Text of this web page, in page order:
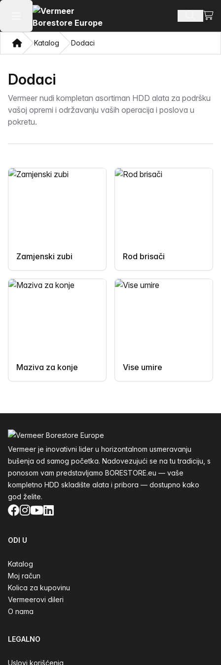
Otvori glavni meni Pretraži
DomKatalog Dodaci
Dodaci
Vermeer nudi kompletan asortiman HDD alata za podršku
vašoj opremi i održavanju vaših operacija i poslova u
pokretu.
Zamjenski zubi Rod brisači
Maziva za konje Vise umire
Vermeer je inovativni lider u horizontalnom usmeravanju
bušenja od samog početka. Nadovezujući se na tu tradiciju, s
ponosom vam predstavljamo BORESTORE.eu — vaše
kompletno HDD skladište alata i pribora — dostupno kako
god želite.
Facebook
Instagram
YouTube
LinkedIn
ODI U
Katalog
Moj račun
Kolica za kupovinu
Vermeerovi dileri
O nama
LEGALNO
Uslovi korišćenja